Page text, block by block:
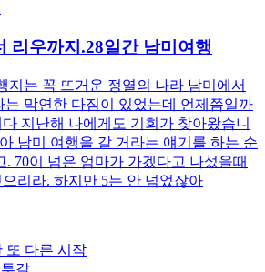
리우까지.28일간 남미여행
지는 꼭 뜨거운 정열의 나라 남미에서
는 막연한 다짐이 있었는데 언제쯤일까
지난해 나에게도 기회가 찾아왔습니
남미 여행을 갈 거라는 얘기를 하는 순
. 70이 넘은 엄마가 가겠다고 나섰을때
리라. 하지만 5는 안 넘었잖아
갈